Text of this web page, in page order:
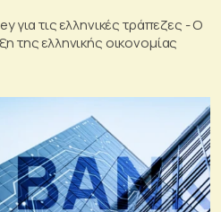
για τις ελληνικές τράπεζες - Ο
της ελληνικής οικονομίας